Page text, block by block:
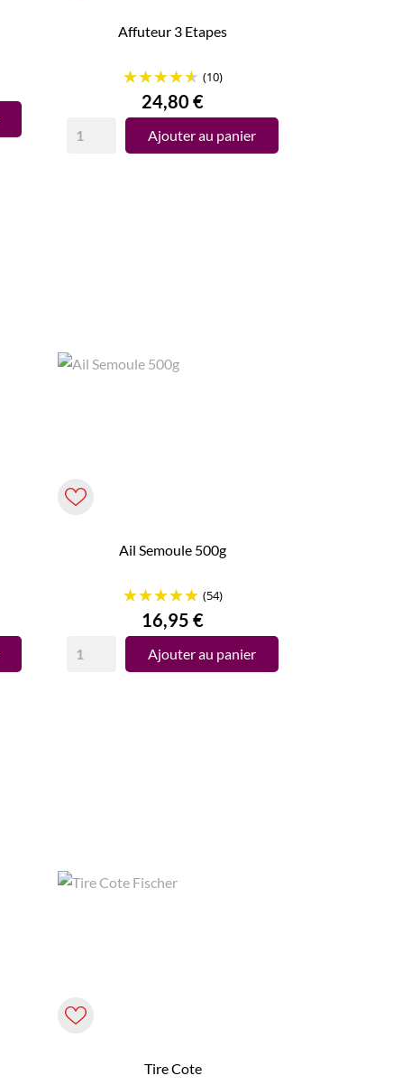
Affuteur 3 Etapes
(10)
Prix
24,80 €
Ajouter au panier
Ail Semoule 500g
(54)
Prix
16,95 €
Ajouter au panier
Tire Cote